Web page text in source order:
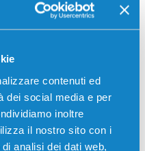
contenuti ed
dei social media e per
inoltre
il nostro sito con i
analisi dei dati web,
NERO 25000 pagine